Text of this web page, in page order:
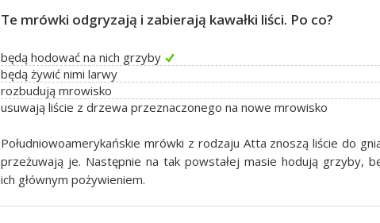
Te mrówki odgryzają i zabierają kawałki liści. Po co?
będą hodować na nich grzyby
będą żywić nimi larwy
rozbudują mrowisko
usuwają liście z drzewa przeznaczonego na nowe mrowisko
Południowoamerykańskie mrówki z rodzaju Atta znoszą liście do
przeżuwają je. Następnie na tak powstałej masie hodują grzyby,
ich głównym pożywieniem.